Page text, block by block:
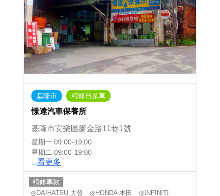
基隆市 精修日系車
憬達汽車保養所
基隆市安樂區麥金路11巷1號
星期一 09:00-19:00
星期二 09:00-19:00
...看更多
精修車款
◎DAIHATSU 大發 ◎HONDA 本田 ◎INFINITI